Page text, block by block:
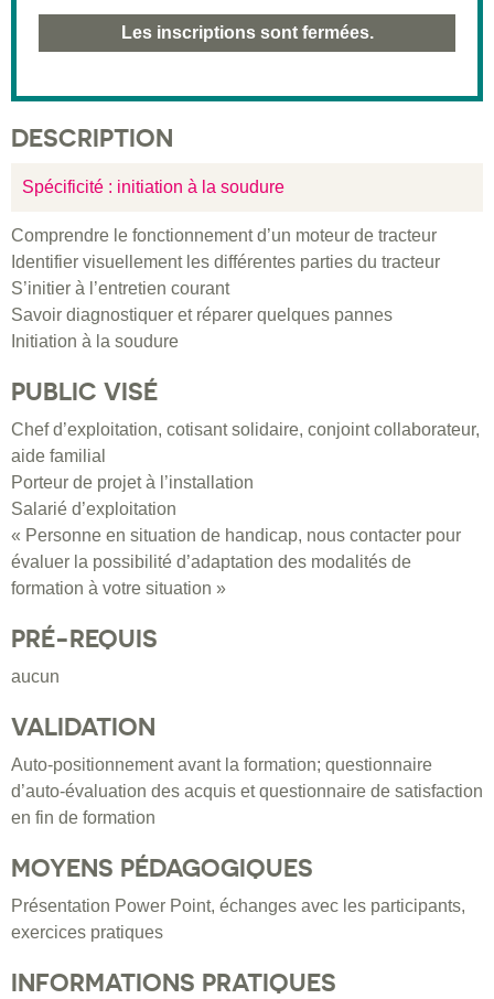
Les inscriptions sont fermées.
DESCRIPTION
Spécificité : initiation à la soudure
Comprendre le fonctionnement d’un moteur de tracteur
Identifier visuellement les différentes parties du tracteur
S’initier à l’entretien courant
Savoir diagnostiquer et réparer quelques pannes
Initiation à la soudure
PUBLIC VISÉ
Chef d’exploitation, cotisant solidaire, conjoint collaborateur,
aide familial
Porteur de projet à l’installation
Salarié d’exploitation
« Personne en situation de handicap, nous contacter pour
évaluer la possibilité d’adaptation des modalités de
formation à votre situation »
PRÉ-REQUIS
aucun
VALIDATION
Auto-positionnement avant la formation; questionnaire
d’auto-évaluation des acquis et questionnaire de satisfaction
en fin de formation
MOYENS PÉDAGOGIQUES
Présentation Power Point, échanges avec les participants,
exercices pratiques
INFORMATIONS PRATIQUES